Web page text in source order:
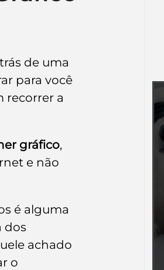
Logotipo
de uma
para você
recorrer a
gráfico,
e não
é alguma
dos
achado
o